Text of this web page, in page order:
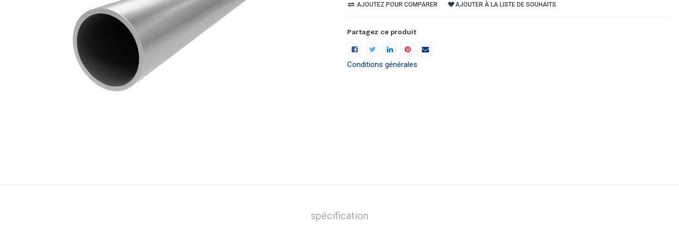
AJOUTEZ POUR COMPARER AJOUTER À LA LISTE DE SOUHAITS
Partagez ce produit
Conditions générales
spécification